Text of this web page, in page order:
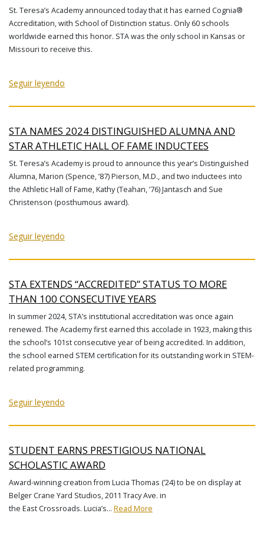
St. Teresa’s Academy announced today that it has earned Cognia®
Accreditation, with School of Distinction status. Only 60 schools
worldwide earned this honor. STA was the only school in Kansas or
Missouri to receive this.
Seguir leyendo
STA NAMES 2024 DISTINGUISHED ALUMNA AND
STAR ATHLETIC HALL OF FAME INDUCTEES
St. Teresa’s Academy is proud to announce this year’s Distinguished
Alumna, Marion (Spence, ’87) Pierson, M.D., and two inductees into
the Athletic Hall of Fame, Kathy (Teahan, ’76) Jantasch and Sue
Christenson (posthumous award).
Seguir leyendo
STA EXTENDS “ACCREDITED” STATUS TO MORE
THAN 100 CONSECUTIVE YEARS
In summer 2024, STA’s institutional accreditation was once again
renewed. The Academy first earned this accolade in 1923, making this
the school’s 101st consecutive year of being accredited. In addition,
the school earned STEM certification for its outstanding work in STEM-
related programming.
Seguir leyendo
STUDENT EARNS PRESTIGIOUS NATIONAL
SCHOLASTIC AWARD
Award-winning creation from Lucia Thomas (’24) to be on display at
Belger Crane Yard Studios, 2011 Tracy Ave. in
the East Crossroads. Lucia’s… Read More